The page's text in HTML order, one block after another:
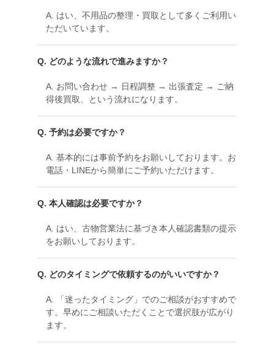
A. はい、不用品の整理・買取として多くご利用い
ただいています。
Q. どのような流れで進みますか？
A. お問い合わせ → 日程調整 → 出張査定 → ご納
得後買取、という流れになります。
Q. 予約は必要ですか？
A. 基本的には事前予約をお願いしております。お
電話・LINEから簡単にご予約いただけます。
Q. 本人確認は必要ですか？
A. はい、古物営業法に基づき本人確認書類の提示
をお願いしております。
Q. どのタイミングで依頼するのがいいですか？
A. 「迷ったタイミング」でのご相談がおすすめで
す。早めにご相談いただくことで選択肢が広がり
ます。